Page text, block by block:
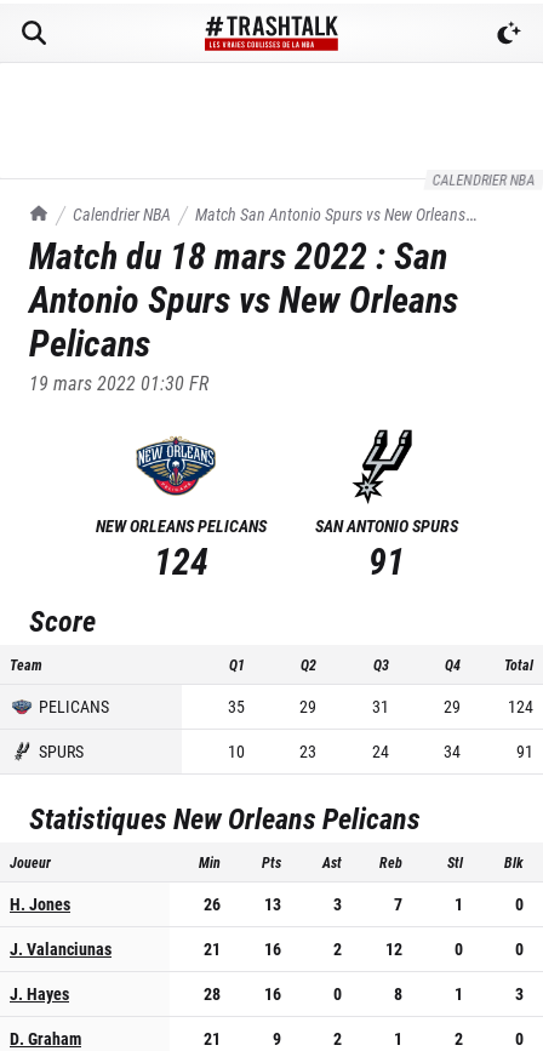
CALENDRIER NBA
TrashTalk Actu NBA
Calendrier NBA Match San Antonio Spurs vsNew Orleans
Pelicans
du18/03/2022
Match du 18 mars 2022:San
Antonio Spurs vsNew Orleans
Pelicans
19 mars 2022 01:30FR
NEW ORLEANS PELICANS
124
SAN ANTONIO SPURS
91
Score
Team Q1 Q2 Q3 Q4 Total
PELICANS 35 29 31 29
124
SPURS
10 23 24 34 91
StatistiquesNew Orleans Pelicans
Joueur Min Pts Ast Reb Stl Blk
H. Jones 26 13 3 7 1
0
J. Valanciunas
21 16 2 12 0
0
J. Hayes
28 16 0 8 1
3
D. Graham
21 9 2 1 2
0